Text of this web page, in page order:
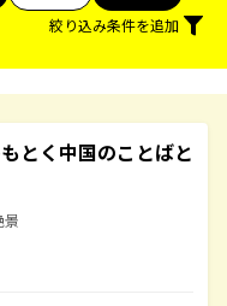
絞り込み条件を追加
とく中国のことばと
景